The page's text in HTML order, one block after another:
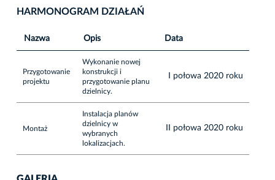
HARMONOGRAM DZIAŁAŃ
Nazwa Opis Data
Przygotowanie
projektu
Wykonanie nowej
konstrukcji i
przygotowanie planu
dzielnicy.
I połowa 2020 roku
Montaż
Instalacja planów
dzielnicy w
wybranych
lokalizacjach.
II połowa 2020 roku